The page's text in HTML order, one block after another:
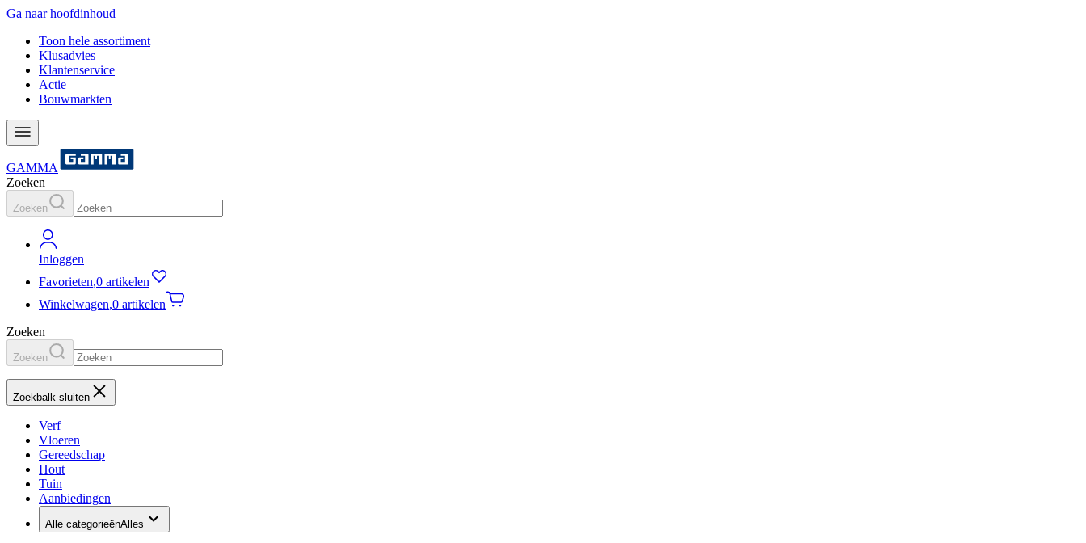
Ga naar hoofdinhoud
Toon hele assortiment
Klusadvies
Klantenservice
Actie
Bouwmarkten
GAMMA
Zoeken
Zoeken
Inloggen
Favorieten,0 artikelen
Winkelwagen,0 artikelen
Zoeken
Zoeken
Zoekbalk sluiten
Verf
Vloeren
Gereedschap
Hout
Tuin
Aanbiedingen
Alle categorieënAlles